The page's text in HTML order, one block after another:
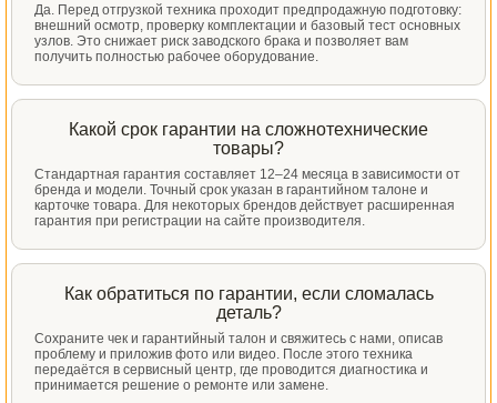
Да. Перед отгрузкой техника проходит предпродажную подготовку:
внешний осмотр, проверку комплектации и базовый тест основных
узлов. Это снижает риск заводского брака и позволяет вам
получить полностью рабочее оборудование.
Какой срок гарантии на сложнотехнические
товары?
Стандартная гарантия составляет 12–24 месяца в зависимости от
бренда и модели. Точный срок указан в гарантийном талоне и
карточке товара. Для некоторых брендов действует расширенная
гарантия при регистрации на сайте производителя.
Как обратиться по гарантии, если сломалась
деталь?
Сохраните чек и гарантийный талон и свяжитесь с нами, описав
проблему и приложив фото или видео. После этого техника
передаётся в сервисный центр, где проводится диагностика и
принимается решение о ремонте или замене.